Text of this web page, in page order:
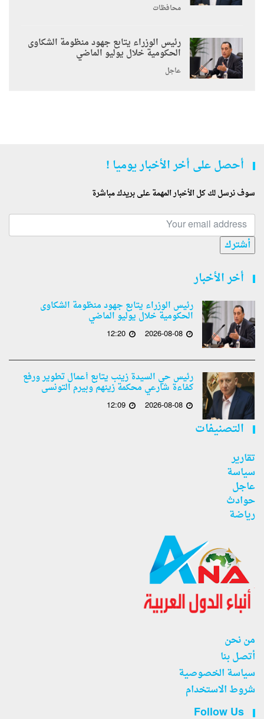
محافظات
رئيس الوزراء يتابع جهود منظومة الشكاوى
الحكومية خلال يوليو الماضي
عاجل
أحصل على أخر الأخبار يوميا !
سوف نرسل لك كل الأخبار المهمة على بريدك مباشرة
أشترك
أخر الأخبار
رئيس الوزراء يتابع جهود منظومة الشكاوى
الحكومية خلال يوليو الماضي
2026-08-08
12:20
رئيس حي السيدة زينب يتابع أعمال تطوير ورفع
كفاءة شارعي محكمة زينهم وبيرم التونسى
2026-08-08
12:09
التصنيفات
تقارير
سياسة
عاجل
حوادث
رياضة
من نحن
أتصل بنا
سياسة الخصوصية
شروط الاستخدام
Follow Us